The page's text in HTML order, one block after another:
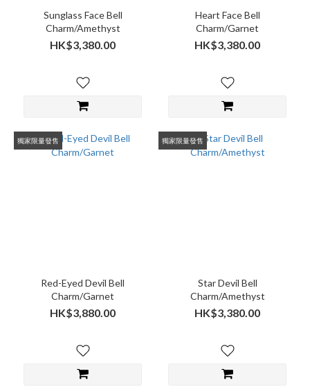
Sunglass Face Bell
Charm/Amethyst
HK$3,380.00
Heart Face Bell
Charm/Garnet
HK$3,380.00
獨家限量發售
Red-Eyed Devil Bell
Charm/Garnet
HK$3,880.00
獨家限量發售
Star Devil Bell
Charm/Amethyst
HK$3,380.00